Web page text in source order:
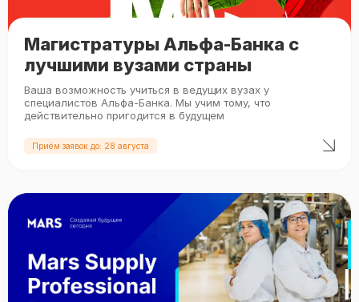
Магистратуры Альфа-Банка с
лучшими вузами страны
Ваша возможность учиться в ведущих вузах у
специалистов Альфа-Банка. Мы учим тому, что
действительно пригодится в будущем
Приём заявок до: 28 августа